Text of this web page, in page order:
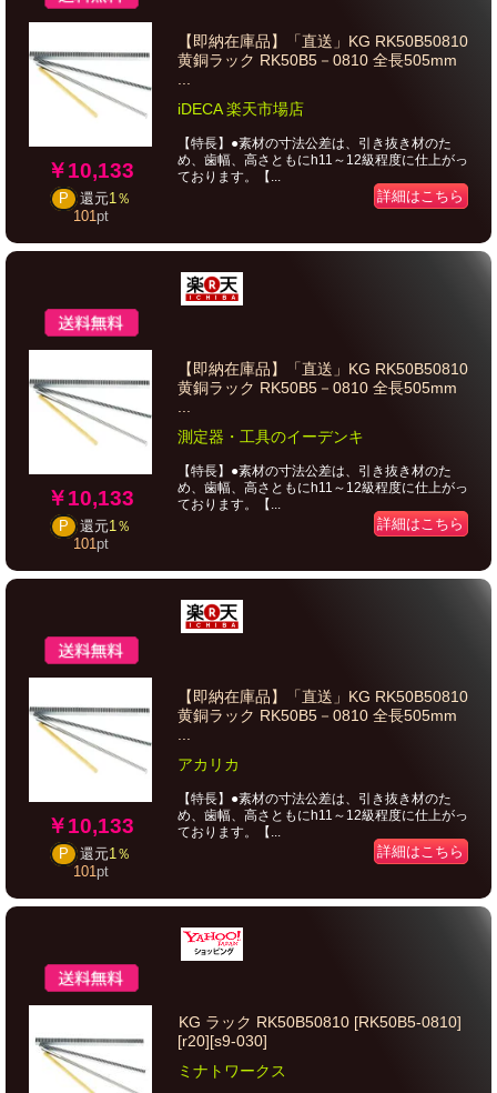
￥10,133
P 還元1％
101pt
【即納在庫品】「直送」KG RK50B50810
黄銅ラック RK50B5－0810 全長505mm
iDECA 楽天市場店
【特長】●素材の寸法公差は、引き抜き材のた
め、歯幅、高さともにh11～12級程度に仕上がっ
ております。【...
詳細はこちら
￥10,133
P 還元1％
101pt
【即納在庫品】「直送」KG RK50B50810
黄銅ラック RK50B5－0810 全長505mm
測定器・工具のイーデンキ
【特長】●素材の寸法公差は、引き抜き材のた
め、歯幅、高さともにh11～12級程度に仕上がっ
ております。【...
詳細はこちら
￥10,133
P 還元1％
101pt
【即納在庫品】「直送」KG RK50B50810
黄銅ラック RK50B5－0810 全長505mm
アカリカ
【特長】●素材の寸法公差は、引き抜き材のた
め、歯幅、高さともにh11～12級程度に仕上がっ
ております。【...
詳細はこちら
KG ラック RK50B50810 [RK50B5-0810]
[r20][s9-030]
ミナトワークス